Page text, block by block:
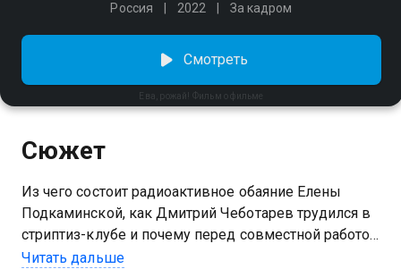
Россия
2022 За кадром
Ева, рожай! Фильм о фильме
Смотреть
Сюжет
Из чего состоит радиоактивное обаяние Елены
Подкаминской, как Дмитрий Чеботарев трудился в
стриптиз-клубе и почему перед совместной работой
в «Ева, рожай!» они познакомились заново, хотя уже
Читать дальше